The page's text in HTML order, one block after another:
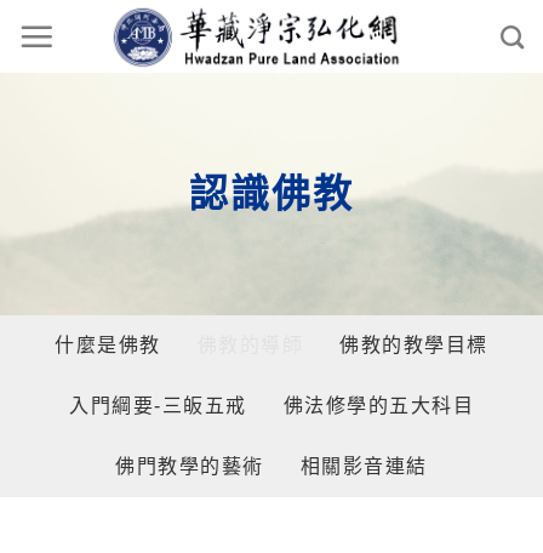
認識佛教
什麼是佛教 佛教的教學目標
入門綱要-三皈五戒 佛法修學的五大科目
佛門教學的藝術 相關影音連結